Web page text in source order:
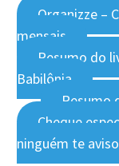
Organizze –
mensais
Resumo do
Babilônia
Resumo
Cheque
ninguém te